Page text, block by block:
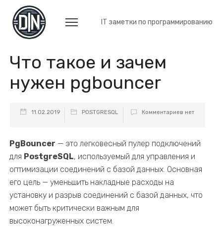
IT заметки по программированию
Что такое и зачем
нужен pgbouncer
11.02.2019 POSTGRESQL Комментариев нет
PgBouncer — это легковесный пулер подключений
для PostgreSQL, используемый для управления и
оптимизации соединений с базой данных. Основная
его цель — уменьшить накладные расходы на
установку и разрыв соединений с базой данных, что
может быть критически важным для
высоконагруженных систем.